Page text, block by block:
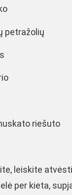
petražolių
riešuto
leiskite
per kieta,